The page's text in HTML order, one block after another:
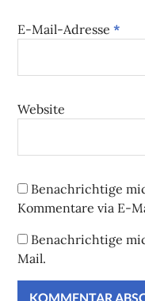
E-Mail-Adresse*
Website
Benachrichtige
Kommentare via E-
Benachrichtige
Mail.